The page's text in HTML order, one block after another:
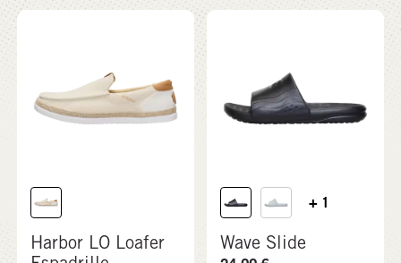
Harbor LO Loafer
+ 1
Wave Slide